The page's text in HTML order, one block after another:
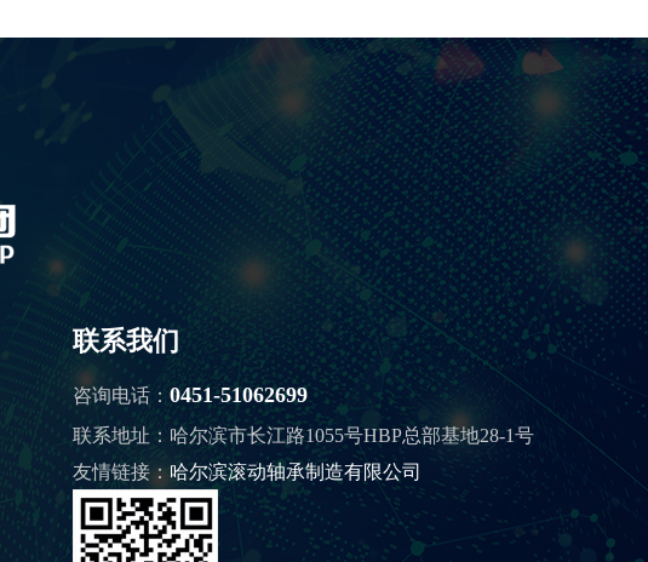
联系我们
咨询电话：0451-51062699
联系地址： 哈尔滨市长江路1055号HBP总部基地28-1号
友情链接： 哈尔滨滚动轴承制造有限公司